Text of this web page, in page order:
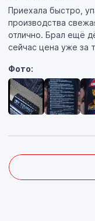
Приехала быстро,
производства
отлично. Брал ещё
сейчас цена уже за
Фото: